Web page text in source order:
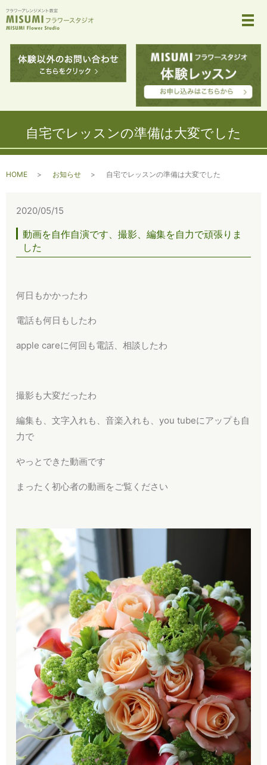
メ
自宅でレッスンの準備は大変でした
HOME お知らせ 自宅でレッスンの準備は大変でした
2020/05/15
動画を自作自演です、撮影、編集を自力で頑張りま
した
何日もかかったわ
電話も何日もしたわ
apple careに何回も電話、相談したわ
撮影も大変だったわ
編集も、文字入れも、音楽入れも、you tubeにアップも自
力で
やっとできた動画です
まったく初心者の動画をご覧ください